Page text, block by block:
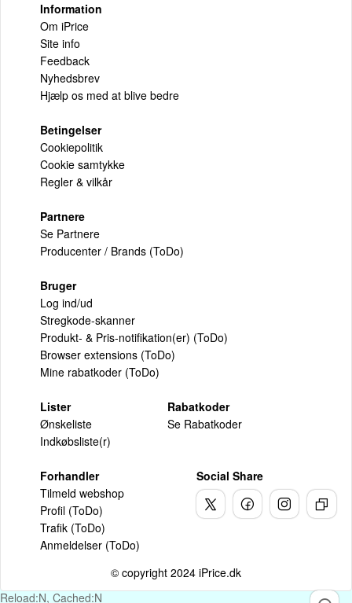
Information
Om iPrice
Site info
Feedback
Nyhedsbrev
Hjælp os med at blive bedre
Betingelser
Cookiepolitik
Cookie samtykke
Regler & vilkår
Partnere
Se Partnere
Producenter / Brands (ToDo)
Bruger
Log ind/ud
Stregkode-skanner
Produkt- & Pris-notifikation(er) (ToDo)
Browser extensions (ToDo)
Mine rabatkoder (ToDo)
Lister
Ønskeliste
Indkøbsliste(r)
Rabatkoder
Se Rabatkoder
Forhandler
Tilmeld webshop
Profil (ToDo)
Trafik (ToDo)
Anmeldelser (ToDo)
Social Share
© copyright 2024 iPrice.dk
Reload:N, Cached:N